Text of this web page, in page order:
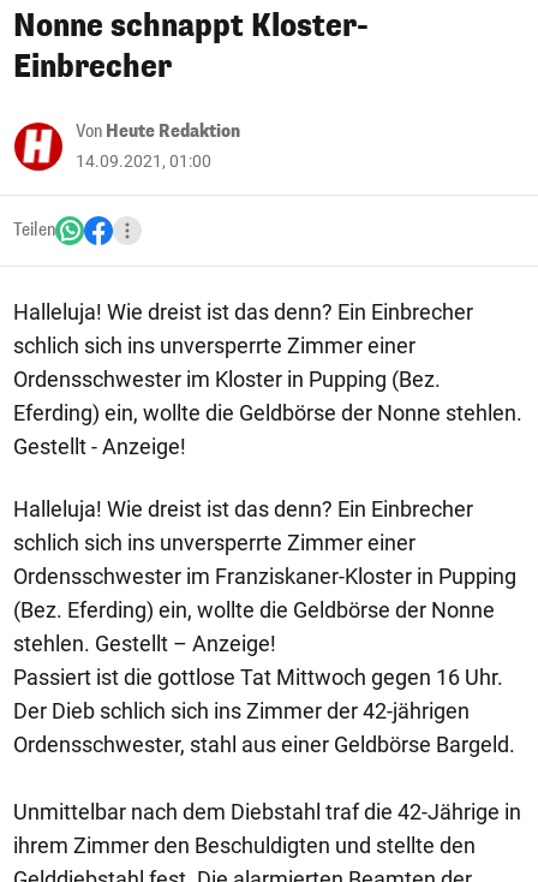
Nonne schnappt Kloster-
Einbrecher
Von Heute Redaktion
14.09.2021, 01:00
Teilen
Halleluja! Wie dreist ist das denn? Ein Einbrecher
schlich sich ins unversperrte Zimmer einer
Ordensschwester im Kloster in Pupping (Bez.
Eferding) ein, wollte die Geldbörse der Nonne stehlen.
Gestellt - Anzeige!
Halleluja! Wie dreist ist das denn? Ein Einbrecher
schlich sich ins unversperrte Zimmer einer
Ordensschwester im Franziskaner-Kloster in Pupping
(Bez. Eferding) ein, wollte die Geldbörse der Nonne
stehlen. Gestellt – Anzeige!
Passiert ist die gottlose Tat Mittwoch gegen 16 Uhr.
Der Dieb schlich sich ins Zimmer der 42-jährigen
Ordensschwester, stahl aus einer Geldbörse Bargeld.
Unmittelbar nach dem Diebstahl traf die 42-Jährige in
ihrem Zimmer den Beschuldigten und stellte den